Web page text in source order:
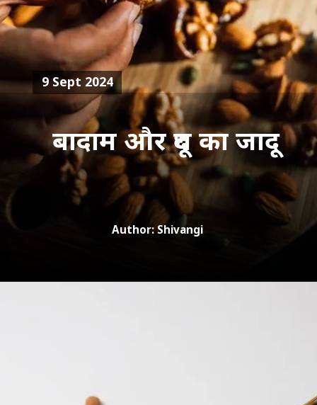
बादाम और दूध का जादू
9 Sept 2024
Author: Shivangi